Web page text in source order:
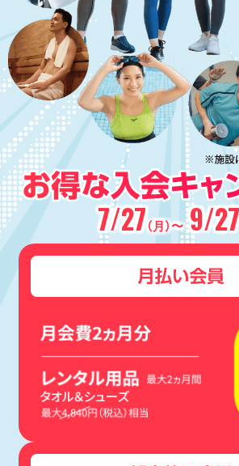
7/27 （月）〜9/27